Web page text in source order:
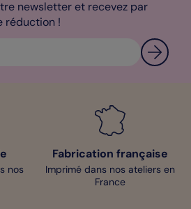
en accord avec les illustrations
newsletter et recevez par
réduction !
nos
Fabrication française
Imprimé dans nos ateliers en
France